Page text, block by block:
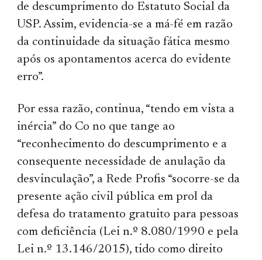
de descumprimento do Estatuto Social da
USP. Assim, evidencia-se a má-fé em razão
da continuidade da situação fática mesmo
após os apontamentos acerca do evidente
erro”.
Por essa razão, continua, “tendo em vista a
inércia” do Co no que tange ao
“reconhecimento do descumprimento e a
consequente necessidade de anulação da
desvinculação”, a Rede Profis “socorre-se da
presente ação civil pública em prol da
defesa do tratamento gratuito para pessoas
com deficiência (Lei n.º 8.080/1990 e pela
Lei n.º 13.146/2015), tido como direito